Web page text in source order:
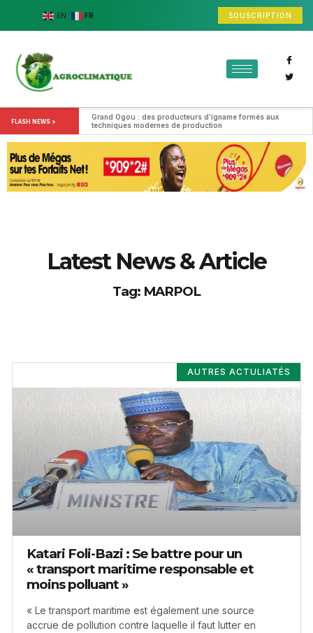
EN FR SOUSCRIPTION
FLASH NEWS >
Grand Ogou : des producteurs d’igname formés aux
techniques modernes de production
Latest News & Article
Tag: MARPOL
AUTRES ACTULIATÉS
Katari Foli-Bazi : Se battre pour un
« transport maritime responsable et
moins polluant »
« Le transport maritime est également une source
accrue de pollution contre laquelle il faut lutter en